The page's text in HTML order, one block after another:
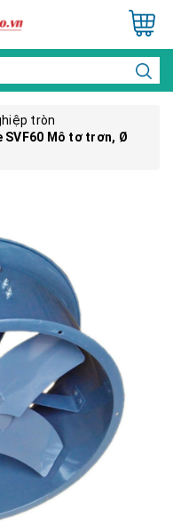
tròn
SVF60 Mô tơ trơn, Ø